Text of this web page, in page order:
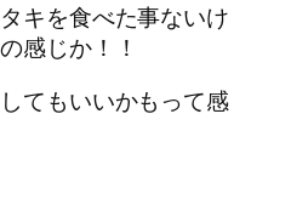
キを食べた事ないけ
感じか！！
てもいいかもって感